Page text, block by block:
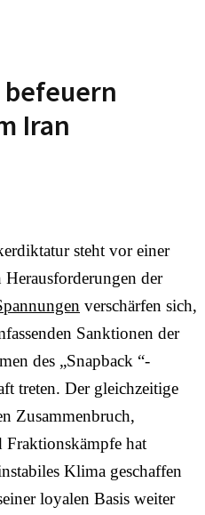
Iran
steht vor einer
der
verschärfen sich,
Sanktionen der
des „Snapback “-
treten. Der gleichzeitige
Zusammenbruch,
hat
Klima geschaffen
loyalen Basis weiter